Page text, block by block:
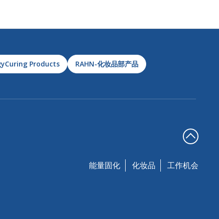
Products RAHN-化妆品部产品
能量固化 化妆品 工作机会